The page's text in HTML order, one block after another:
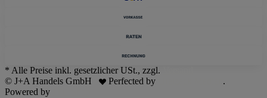
* Alle Preise inkl. gesetzlicher USt., zzgl.
© J+A Handels GmbH
Perfected by
.
Powered by